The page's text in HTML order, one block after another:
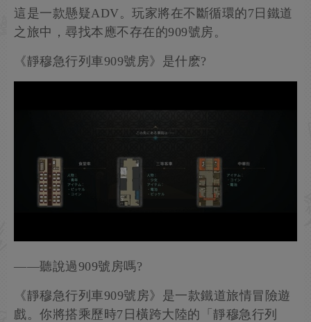
這是一款懸疑ADV。玩家將在不斷循環的7日鐵道
之旅中，尋找本應不存在的909號房。
《靜穆急行列車909號房》是什麽?
——聽說過909號房嗎?
《靜穆急行列車909號房》是一款鐵道旅情冒險遊
戲。你將搭乘歷時7日橫跨大陸的「靜穆急行列